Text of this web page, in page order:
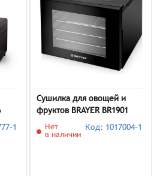
1
Сушилка для овощей и
фруктов BRAYER BR1901
Нет
в наличии
Код: 1017004-1